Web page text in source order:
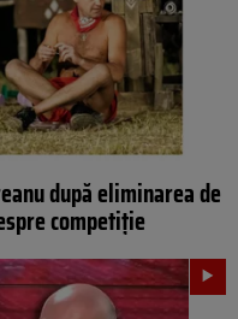
după eliminarea de
competiție